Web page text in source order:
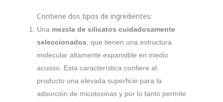
Contiene dos tipos de ingredientes:
Una mezcla de silicatos cuidadosamente
seleccionados , que tienen una estructura
molecular altamente expansible en medio
acuoso. Esta característica confiere al
producto una elevada superficie para la
adsorción de micotoxinas y por lo tanto permite